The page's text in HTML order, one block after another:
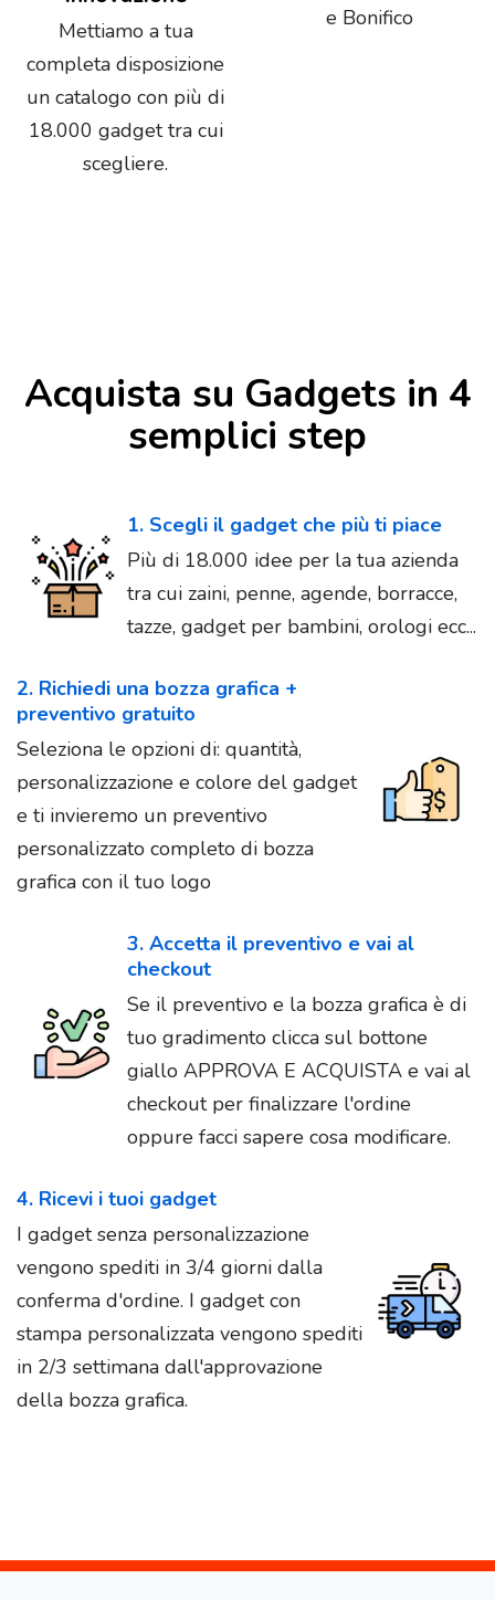
Mettiamo a tua
completa disposizione
un catalogo con più di
18.000 gadget tra cui
scegliere.
e Bonifico
Acquista su Gadgets in 4
semplici step
1. Scegli il gadget che più ti piace
Più di 18.000 idee per la tua azienda
tra cui zaini, penne, agende, borracce,
tazze, gadget per bambini, orologi ecc...
2. Richiedi una bozza grafica +
preventivo gratuito
Seleziona le opzioni di: quantità,
personalizzazione e colore del gadget
e ti invieremo un preventivo
personalizzato completo di bozza
grafica con il tuo logo
3. Accetta il preventivo e vai al
checkout
Se il preventivo e la bozza grafica è di
tuo gradimento clicca sul bottone
giallo APPROVA E ACQUISTA e vai al
checkout per finalizzare l'ordine
oppure facci sapere cosa modificare.
4. Ricevi i tuoi gadget
I gadget senza personalizzazione
vengono spediti in 3/4 giorni dalla
conferma d'ordine. I gadget con
stampa personalizzata vengono spediti
in 2/3 settimana dall'approvazione
della bozza grafica.